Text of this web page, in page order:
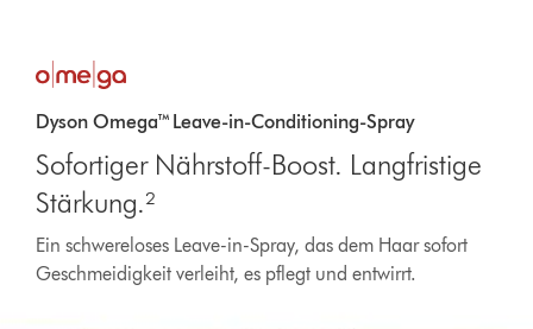
Dyson Omega™ Leave-in-Conditioning-Spray
Sofortiger Nährstoff-Boost. Langfristige
Stärkung.²
Ein schwereloses Leave-in-Spray, das dem Haar sofort
Geschmeidigkeit verleiht, es pflegt und entwirrt.